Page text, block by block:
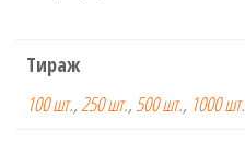
Тираж
100 шт.,250 шт., 500 шт., 1000 шт.